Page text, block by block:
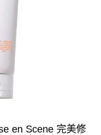
en Scene 完美修